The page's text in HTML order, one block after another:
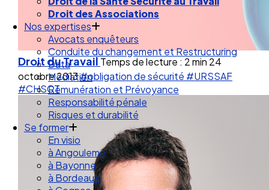
Nos expertises
Avocats enquêteurs
Conduite du changement et Restructuring
Data
Médiation
Rémunération et Prévoyance
Responsabilité pénale
Risques et durabilité
Se former
En visio
à Angouleme
à Bayonne
à Bordeaux
à Cognac
Droit du TravailTemps de lecture : 2 min 24
octobre 2013#obligation de sécurité #URSSAF
#CHSCT